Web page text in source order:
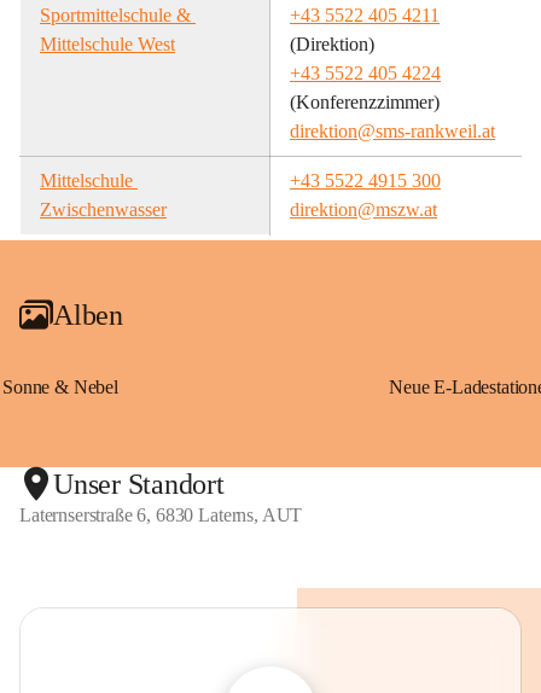
Sportmittelschule &
Mittelschule West
+43 5522 405 4211
(Direktion)
+43 5522 405 4224
(Konferenzzimmer)
direktion@sms-rankweil.at
Mittelschule
Zwischenwasser
+43 5522 4915 300
direktion@mszw.at
Alben
Sonne & Nebel
Unser Standort
Laternserstraße 6, 6830 Laterns, AUT